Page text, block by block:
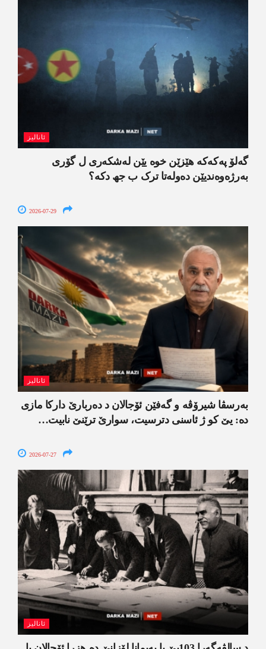
ئانالیز
گەلۆ پەکەکە ھێزێن خوە یێن لەشکەری ل گۆری
بەرژەوەندیێن دەولەتا ترک ب جھ دکە؟
2026-07-29
ئانالیز
بەرسڤا شیرۆڤە و گەفێن ئۆجالان د دەربارێ دارکا مازی
دە: یێ کو ژ ئاسنی دترسیت، سوارێ ترێنێ نابیت…
2026-07-27
ئانالیز